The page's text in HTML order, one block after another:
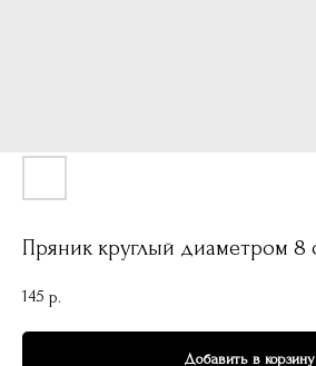
Пряник круглый диаметром 8
145 р.
Добавить в корзину